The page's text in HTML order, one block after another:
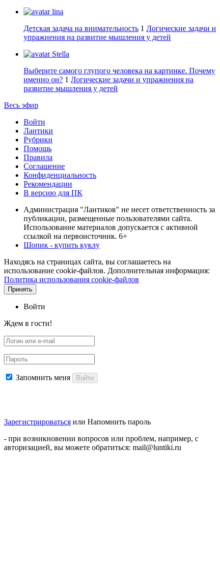
lina
Детская задача на внимательность 1 Логические задачи и
упражнения на развитие мышления у детей
Stella
Выберите самого глупого человека на картинке. Почему
именно он? 1 Логические задачи и упражнения на
развитие мышления у детей
Весь эфир
Войти
Лантики
Рубрики
Помощь
Правила
Соглашение
Конфиденциальность
Рекомендации
В версию для ПК
Администрация "Лантиков" не несет ответственность за
публикации, размещенные пользователями сайта.
Использование материалов допускается с активной
ссылкой на первоисточник. 6+
Шопик - купить куклу
Находясь на страницах сайта, вы соглашаетесь на
использование cookie-файлов. Дополнительная информация:
Политика использования cookie-файлов
Принять
Войти
Ждем в гости!
Запомнить меня Войти
Зарегистрироваться или Напомнить пароль
- при возникновении вопросов или проблем, например, с
авторизацией, вы можете обратиться: mail@luntiki.ru